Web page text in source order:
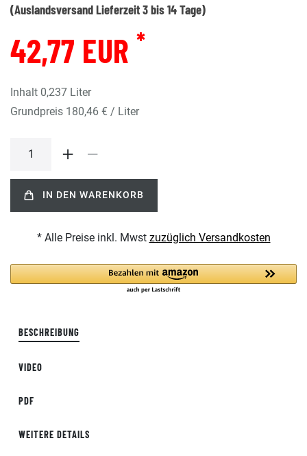
(Auslandsversand Lieferzeit 3 bis 14 Tage)
42,77 EUR *
Inhalt 0,237 Liter
Grundpreis 180,46 € / Liter
IN DEN WARENKORB
* Alle Preise inkl. Mwst zuzüglich Versandkosten
BESCHREIBUNG
VIDEO
PDF
WEITERE DETAILS